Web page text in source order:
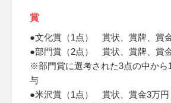
賞
●文化賞（1点） 賞状、賞牌、賞
●部門賞（2点） 賞状、賞牌、賞
※部門賞に選考された3点の中から
与
●米沢賞（1点） 賞状、賞金3万円